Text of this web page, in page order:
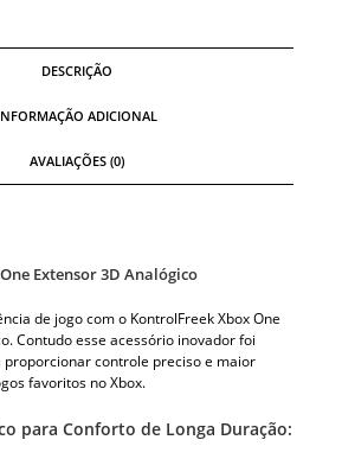
DESCRIÇÃO
ADICIONAL
AVALIAÇÕES (0)
Extensor 3D Analógico
de jogo com o KontrolFreek Xbox One
Contudo esse acessório inovador foi
controle preciso e maior
favoritos no Xbox.
para Conforto de Longa Duração: